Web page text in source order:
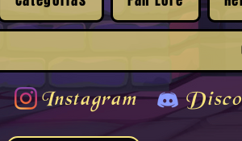
Instagram